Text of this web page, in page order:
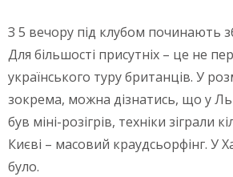
З 5 вечору під клубом починають
Для більшості присутніх – це не
українського туру британців. У
зокрема, можна дізнатись, що у
був міні-розігрів, техніки зіграли
Києві – масовий краудсьорфінг. У
було.